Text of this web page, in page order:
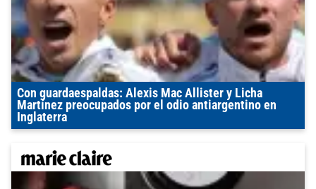
Con guardaespaldas: Alexis Mac Allister y Licha
Martínez preocupados por el odio antiargentino en
Inglaterra